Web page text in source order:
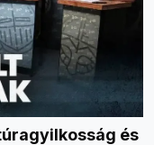
és